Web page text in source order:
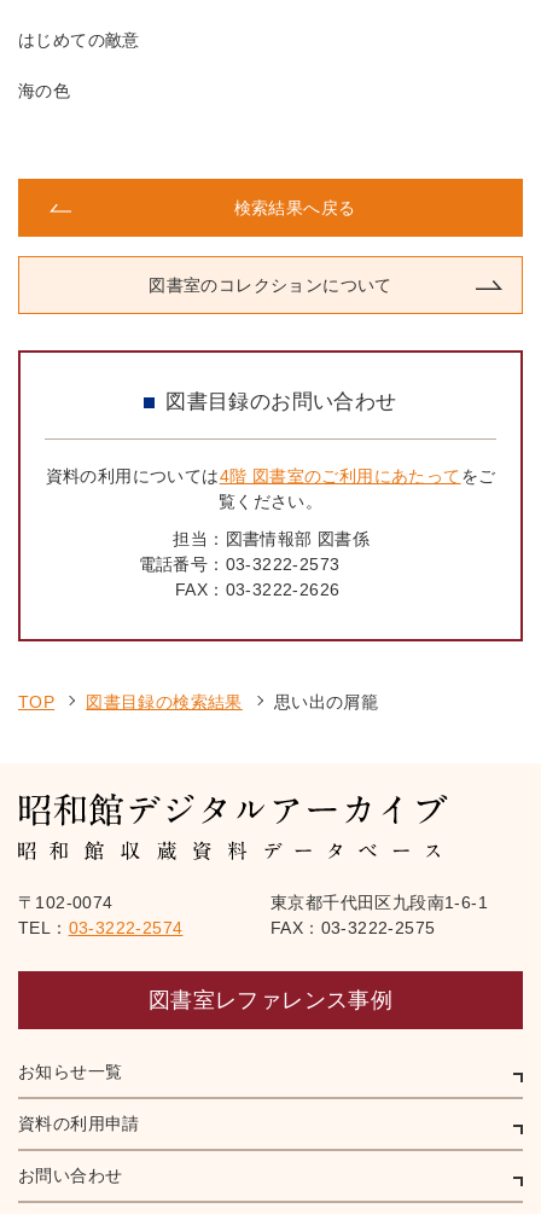
はじめての敵意
海の色
検索結果へ戻る
図書室のコレクションについて
図書目録のお問い合わせ
資料の利用については4階 図書室のご利用にあたってをご
覧ください。
担当： 図書情報部 図書係
電話番号： 03-3222-2573
FAX： 03-3222-2626
TOP 図書目録の検索結果 思い出の屑籠
〒102-0074
東京都千代田区九段南1-6-1
TEL： 03-3222-2574 FAX：03-3222-2575
図書室レファレンス事例
お知らせ一覧
資料の利用申請
お問い合わせ